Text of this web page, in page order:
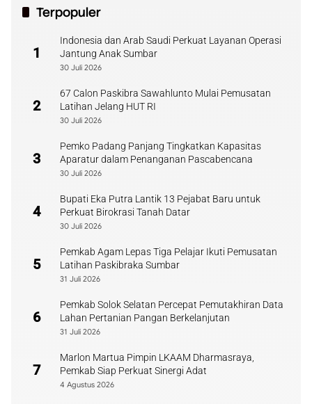
Terpopuler
1
Indonesia dan Arab Saudi Perkuat Layanan Operasi
Jantung Anak Sumbar
30 Juli 2026
2
67 Calon Paskibra Sawahlunto Mulai Pemusatan
Latihan Jelang HUT RI
30 Juli 2026
3
Pemko Padang Panjang Tingkatkan Kapasitas
Aparatur dalam Penanganan Pascabencana
30 Juli 2026
4
Bupati Eka Putra Lantik 13 Pejabat Baru untuk
Perkuat Birokrasi Tanah Datar
30 Juli 2026
5
Pemkab Agam Lepas Tiga Pelajar Ikuti Pemusatan
Latihan Paskibraka Sumbar
31 Juli 2026
6
Pemkab Solok Selatan Percepat Pemutakhiran Data
Lahan Pertanian Pangan Berkelanjutan
31 Juli 2026
7
Marlon Martua Pimpin LKAAM Dharmasraya,
Pemkab Siap Perkuat Sinergi Adat
4 Agustus 2026